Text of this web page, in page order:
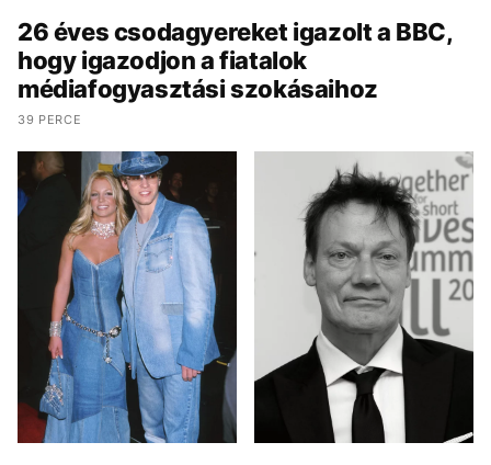
26 éves csodagyereket igazolt a BBC,
hogy igazodjon a fiatalok
médiafogyasztási szokásaihoz
39 PERCE